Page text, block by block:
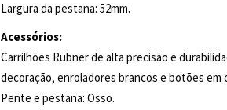
Largura da pestana: 52mm.
Acessórios:
Carrilhões Rubner de alta precisão e
decoração, enroladores brancos e botões em
Pente e pestana: Osso.